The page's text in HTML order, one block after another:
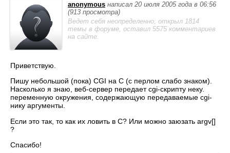
anonymous написал 20 июля 2005 года в 06:56
(913 просмотра)
Ведет себя неопределенно; открыл 1814
темы в форуме, оставил 5575 комментариев
на сайте.
Приветствую.
Пишу небольшой (пока) CGI на С (с перлом слабо знаком).
Насколько я знаю, веб-сервер передает cgi-скрипту неку.
переменную окружения, содержающую передаваемые cgi-
нику аргументы.
Если это так, то как их ловить в С? Или можно заюзать argv[]
?
Спасибо!